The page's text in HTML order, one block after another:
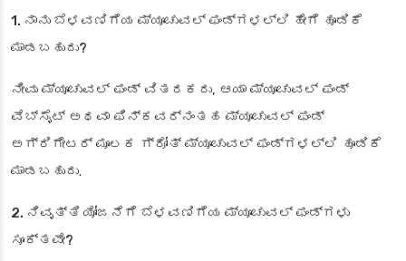
1. ನಾನು ಬೆಳವಣಿಗೆಯ ಮ್ಯೂಚುವಲ್ ಫಂಡ್‌ಗಳಲ್ಲಿ ಹೇಗೆ ಹೂಡಿಕೆ
ಮಾಡಬಹುದು?
ನೀವು ಮ್ಯೂಚುವಲ್ ಫಂಡ್ ವಿತರಕರು, ಆಯಾ ಮ್ಯೂಚುವಲ್ ಫಂಡ್
ವೆಬ್‌ಸೈಟ್ ಅಥವಾ ಫಿನ್‌ಕವರ್‌ನಂತಹ ಮ್ಯೂಚುವಲ್ ಫಂಡ್
ಅಗ್ರಿಗೇಟರ್ ಮೂಲಕ ಗ್ರೋತ್ ಮ್ಯೂಚುವಲ್ ಫಂಡ್‌ಗಳಲ್ಲಿ ಹೂಡಿಕೆ
ಮಾಡಬಹುದು.
2. ನಿವೃತ್ತಿ ಯೋಜನೆಗೆ ಬೆಳವಣಿಗೆಯ ಮ್ಯೂಚುವಲ್ ಫಂಡ್‌ಗಳು
ಸೂಕ್ತವೇ?